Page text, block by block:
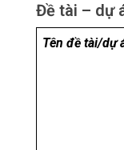
Đề tài – dự
Tên đề tài/dự